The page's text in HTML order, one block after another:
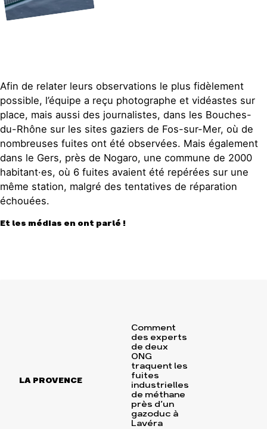
Afin de relater leurs observations le plus fidèlement
possible, l’équipe a reçu photographe et vidéastes sur
place, mais aussi des journalistes, dans les Bouches-
du-Rhône sur les sites gaziers de Fos-sur-Mer, où de
nombreuses fuites ont été observées. Mais également
dans le Gers, près de Nogaro, une commune de 2000
habitant·es, où 6 fuites avaient été repérées sur une
même station, malgré des tentatives de réparation
échouées.
Et les médias en ont parlé !
LA PROVENCE
Comment
des experts
de deux
ONG
traquent les
fuites
industrielles
de méthane
près d’un
gazoduc à
Lavéra